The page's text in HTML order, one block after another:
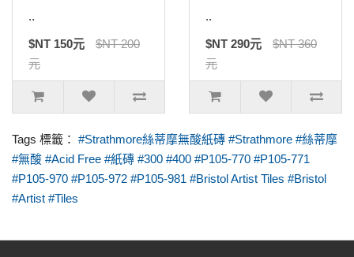
..
$NT 150元
$NT 200
元
..
$NT 290元
$NT 360
元
Tags 標籤： #Strathmore絲蒂摩無酸紙磚 #Strathmore #絲蒂摩
#無酸 #Acid Free #紙磚 #300 #400 #P105-770 #P105-771
#P105-970 #P105-972 #P105-981 #Bristol Artist Tiles #Bristol
#Artist #Tiles